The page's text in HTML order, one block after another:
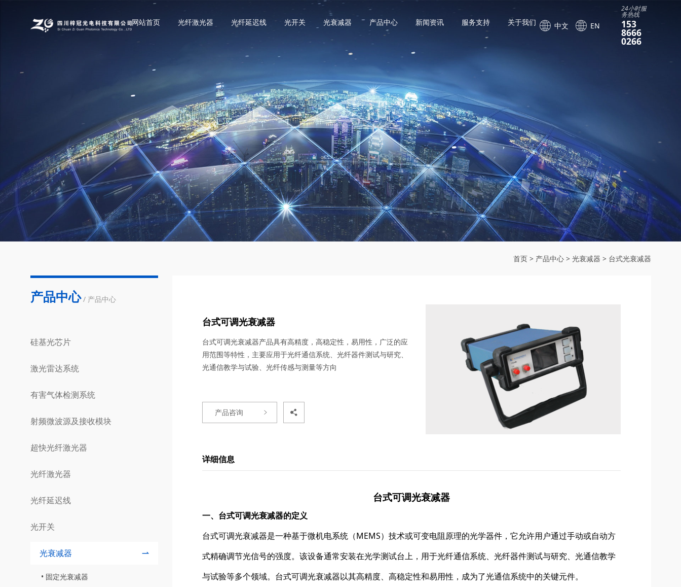
网站首页 光纤激光器 光纤延迟线 光开关 光衰减器 产品中心 新闻资讯 服务支持 关于我们 中文 EN
24小时服
务热线
153
8666
0266
首页> 产品中心> 光衰减器 > 台式光衰减器
产品中心 / 产品中心
硅基光芯片
激光雷达系统
有害气体检测系统
射频微波源及接收模块
超快光纤激光器
光纤激光器
光纤延迟线
光开关
光衰减器
固定光衰减器
台式可调光衰减器
台式可调光衰减器产品具有高精度，高稳定性，易用性，广泛的应
用范围等特性，主要应用于光纤通信系统、光纤器件测试与研究、
光通信教学与试验、光纤传感与测量等方向
产品咨询
详细信息
台式可调光衰减器
一、台式可调光衰减器的定义
台式可调光衰减器是一种基于微机电系统（MEMS）技术或可变电阻原理的光学器件，它允许用户通过手动或自动方
式精确调节光信号的强度。该设备通常安装在光学测试台上，用于光纤通信系统、光纤器件测试与研究、光通信教学
与试验等多个领域。台式可调光衰减器以其高精度、高稳定性和易用性，成为了光通信系统中的关键元件。